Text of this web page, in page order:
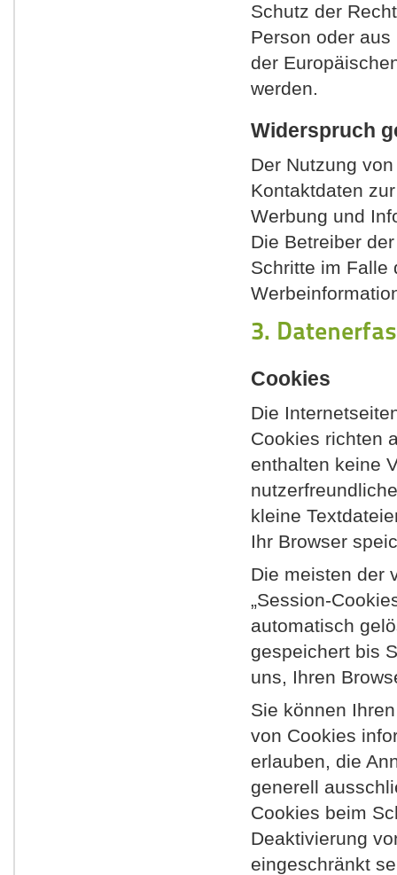
Schutz der
Person oder
der
werden.
Widerspruch
Der Nutzung
Kontaktdaten
Werbung und
Die Betreiber
Schritte im Falle
3.
Cookies
Die
Cookies richten
enthalten keine
kleine
Ihr Browser
Die meisten der
„Session-
automatisch
gespeichert bis
uns, Ihren
Sie können
von Cookies
erlauben, die
generell
Cookies beim
Deaktivierung
eingeschränkt